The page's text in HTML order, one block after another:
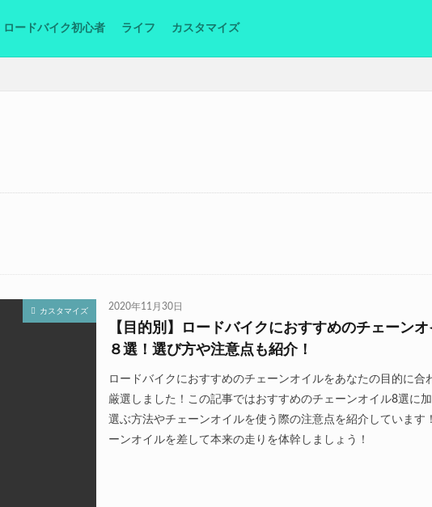
ロードバイク初心者 ライフ カスタマイズ
カスタマイズ 2020年11月30日
【目的別】ロードバイクにおすすめのチェーン
８選！選び方や注意点も紹介！
ロードバイクにおすすめのチェーンオイルをあなたの目的に合
厳選しました！この記事ではおすすめのチェーンオイル8選に加
選ぶ方法やチェーンオイルを使う際の注意点を紹介しています
ーンオイルを差して本来の走りを体幹しましょう！